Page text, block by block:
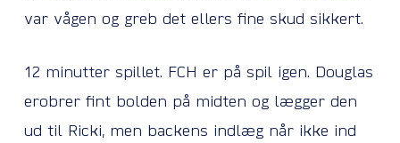
var vågen og greb det ellers fine skud sikkert.
12 minutter spillet. FCH er på spil igen. Douglas
erobrer fint bolden på midten og lægger den
ud til Ricki, men backens indlæg når ikke ind